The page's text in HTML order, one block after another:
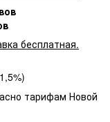
бесплатная.
тарифам Новой